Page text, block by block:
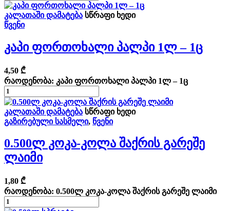
კალათაში დამატება სწრაფი ხედი
წვენი
Კაპი Ფორთოხალი Პალპი 1ლ – 1ც
4,50 ₾
რაოდენობა: კაპი ფორთოხალი პალპი 1ლ – 1ც
კალათაში დამატება სწრაფი ხედი
გაზირებული სასმელი, წვენი
0.500ლ Კოკა-Კოლა Შაქრის Გარეშე
Ლაიმი
1,80 ₾
რაოდენობა: 0.500ლ კოკა-კოლა შაქრის გარეშე ლაიმი